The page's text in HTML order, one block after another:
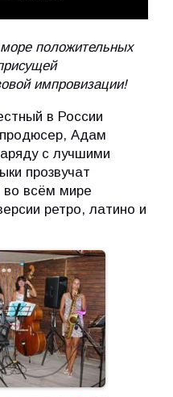
положительных
импровизации!
в России
продюсер, Адам
с лучшими
прозвучат
во всём мире
ретро, латино и